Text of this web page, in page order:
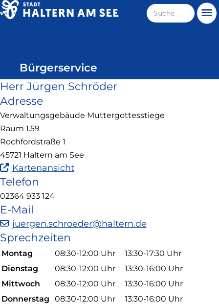
Direkt
zum
Suche
Bürgerservice
Herr Jürgen Schröder
Adresse
Verwaltungsgebäude Muttergottesstiege
Raum 1.59
Rochfordstraße 1
45721 Haltern am See
Kartenansicht(Link
in
Fenster)
Telefon
02364 933 124
E-Mail
juergen.schroeder@haltern.de
Sprechzeiten
Montag 08:30-12:00 Uhr
13:30-17:30 Uhr
Dienstag
08:30-12:00 Uhr
13:30-16:00 Uhr
Mittwoch
08:30-12:00 Uhr
13:30-16:00 Uhr
Donnerstag
08:30-12:00 Uhr
13:30-16:00 Uhr